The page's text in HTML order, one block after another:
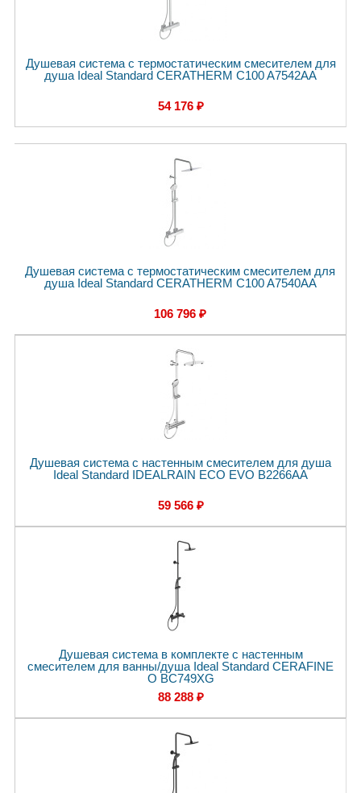
Душевая система с термостатическим смесителем для
душа Ideal Standard CERATHERM C100 A7542AA
54 176 ₽
Душевая система с термостатическим смесителем для
душа Ideal Standard CERATHERM C100 A7540AA
106 796 ₽
Душевая система с настенным смесителем для душа
Ideal Standard IDEALRAIN ECO EVO B2266AA
59 566 ₽
Душевая система в комплекте с настенным
смесителем для ванны/душа Ideal Standard CERAFINE
O BC749XG
88 288 ₽